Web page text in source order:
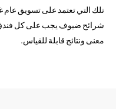
تلك التي تعتمد على تسويق
شرائح ضيوف يجب على كل فندق
معنى ونتائج قابلة للقياس.